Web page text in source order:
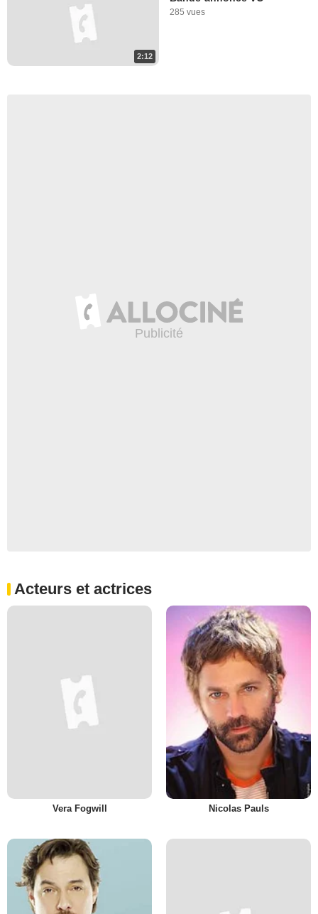
2:12
285 vues
Acteurs et actrices
Vera Fogwill Nicolas Pauls